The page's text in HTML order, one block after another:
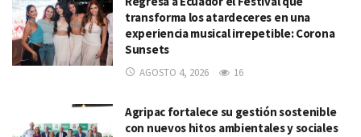
transforma los atardeceres en una
experiencia musical irrepetible: Corona
Sunsets
AGOSTO 4, 2026 16
Agripac fortalece su gestión sostenible
con nuevos hitos ambientales y sociales